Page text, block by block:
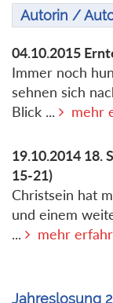
Autorin /
04.10.2015
Immer noch
sehnen sich
Blick ...
mehr
19.10.2014 18.
15-21)
Christsein hat
und einem
...
mehr
Jahreslosung